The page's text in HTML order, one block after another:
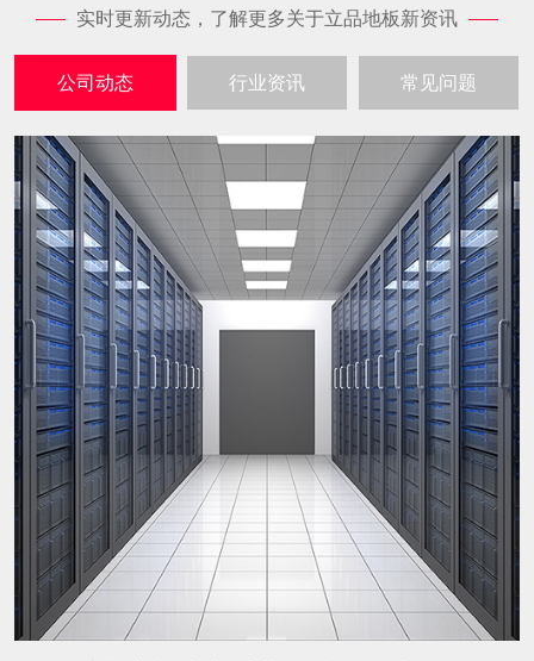
实时更新动态，了解更多关于立品地板新资讯
公司动态 行业资讯 常见问题